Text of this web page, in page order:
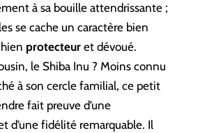
à sa bouille attendrissante ;
se cache un caractère bien
protecteur et dévoué.
le Shiba Inu ? Moins connu
à son cercle familial, ce petit
fait preuve d’une
d’une fidélité remarquable. Il